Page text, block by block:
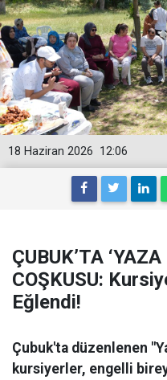
12:06
18 Haziran 2026
ÇUBUK’TA
COŞKUSU:
Eğlendi!
Çubuk'ta düzenlenen
kursiyerler, engelli